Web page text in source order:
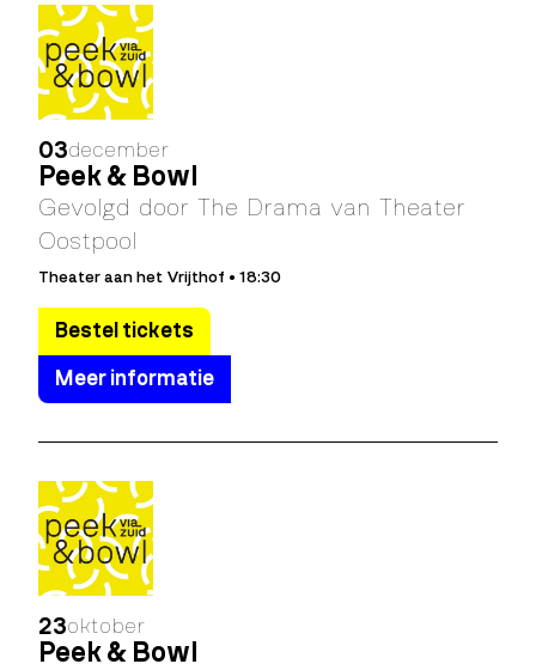
03december
Peek & Bowl
Gevolgd door The Drama van Theater
Oostpool
Theater aan het Vrijthof • 18:30
Bestel tickets
Meer informatie
23oktober
Peek & Bowl